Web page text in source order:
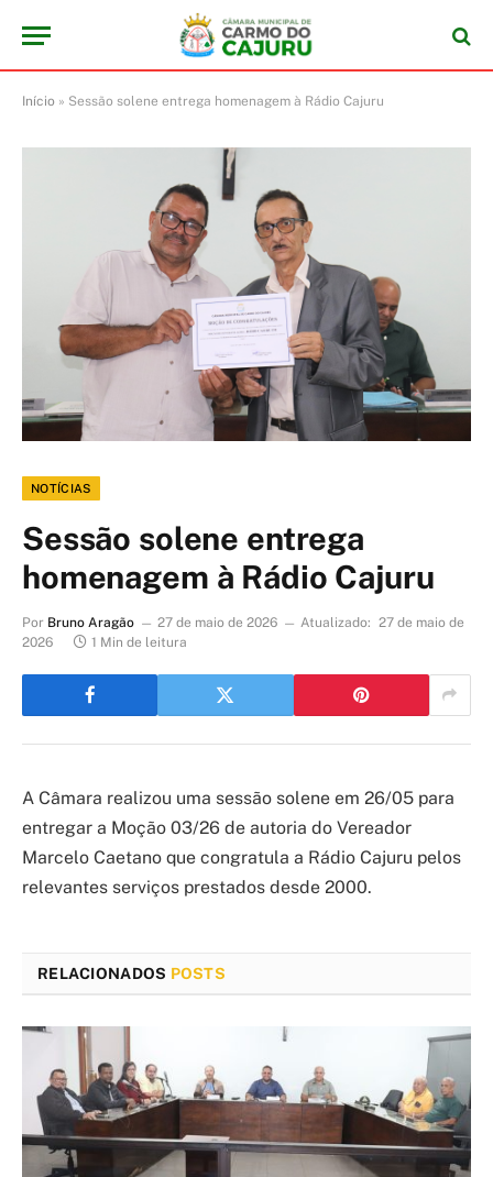
Início » Sessão solene entrega homenagem à Rádio Cajuru
NOTÍCIAS
Sessão solene entrega
homenagem à Rádio Cajuru
Por Bruno Aragão 27 de maio de 2026 Atualizado: 27 de maio de
2026
1 Min de leitura
A Câmara realizou uma sessão solene em 26/05 para
entregar a Moção 03/26 de autoria do Vereador
Marcelo Caetano que congratula a Rádio Cajuru pelos
relevantes serviços prestados desde 2000.
RELACIONADOS POSTS